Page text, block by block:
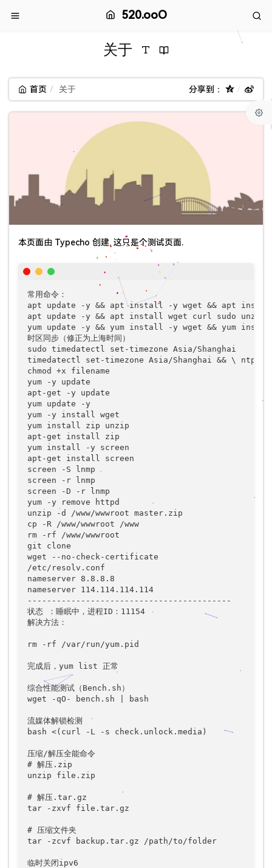
520.ooO
关于
首页 关于 分享到：
本页面由 Typecho 创建, 这只是个测试页面.
常用命令：
apt update -y && apt install -y wget && apt
apt update -y && apt install wget curl sudo
yum update -y && yum install -y wget && yum
时区同步（修正为上海时间）
sudo timedatectl set-timezone Asia/Shanghai
timedatectl set-timezone Asia/Shanghai && \
chmod +x filename
yum -y update
apt-get -y update
yum update -y
yum -y install wget
yum install zip unzip
apt-get install zip
yum install -y screen
apt-get install screen
screen -S lnmp
screen -r lnmp
screen -D -r lnmp
yum -y remove httpd
unzip -d /www/wwwroot master.zip
cp -R /www/wwwroot /www
rm -rf /www/wwwroot
git clone
wget --no-check-certificate
/etc/resolv.conf
nameserver 8.8.8.8
nameserver 114.114.114.114
------------------------------------------
状态 ：睡眠中，进程ID：11154
解决方法：
rm -rf /var/run/yum.pid
完成后，yum list 正常
综合性能测试（Bench.sh）
wget -qO- bench.sh | bash
流媒体解锁检测
bash <(curl -L -s check.unlock.media)
压缩/解压全能命令
# 解压.zip
unzip file.zip
# 解压.tar.gz
tar -zxvf file.tar.gz
# 压缩文件夹
tar -zcvf backup.tar.gz /path/to/folder
临时关闭ipv6